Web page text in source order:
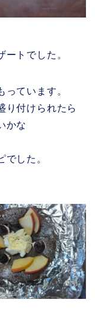
トでした。
ています。
り付けられたら
かな
でした。